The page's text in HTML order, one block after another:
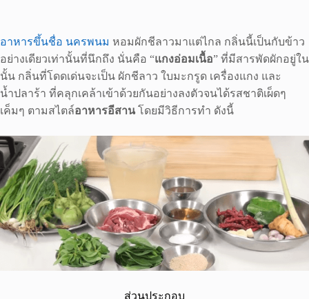
อาหารขึ้นชื่อ นครพนม หอมผักชีลาวมาแต่ไกล กลิ่นนี้เป็นกับข้าว
อย่างเดียวเท่านั้นที่นึกถึง นั่นคือ “แกงอ่อมเนื้อ” ที่มีสารพัดผักอยู่ใน
นั้น กลิ่นที่โดดเด่นจะเป็น ผักชีลาว ใบมะกรูด เครื่องแกง และ
น้ำปลาร้า ที่คลุกเคล้าเข้าด้วยกันอย่างลงตัวจนได้รสชาติเผ็ดๆ
เค็มๆ ตามสไตล์อาหารอีสานโดยมีวิธีการทำ ดังนี้
ส่วนประกอบ